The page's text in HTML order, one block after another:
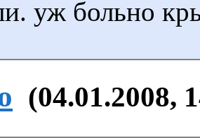
уж больно
(04.01.2008,